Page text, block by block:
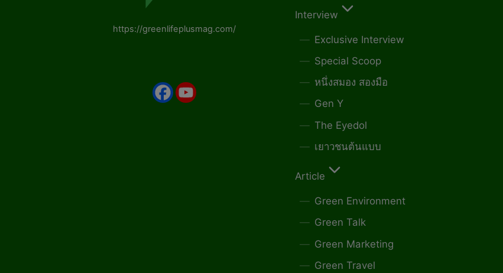
https://greenlifeplusmag.com/
Interview
Exclusive Interview
Special Scoop
หนึ่งสมอง สองมือ
Gen Y
The Eyedol
เยาวชนต้นแบบ
Article
Green Environment
Green Talk
Green Marketing
Green Travel